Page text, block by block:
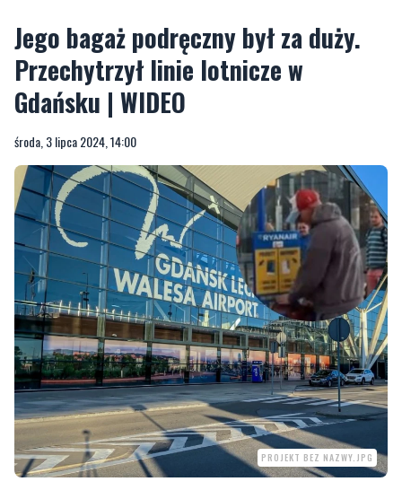
Jego bagaż podręczny był za duży.
Przechytrzył linie lotnicze w
Gdańsku | WIDEO
środa, 3 lipca 2024, 14:00
PROJEKT BEZ NAZWY.JPG